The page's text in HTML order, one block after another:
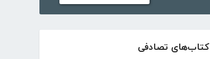
کتاب‌های تصادفی